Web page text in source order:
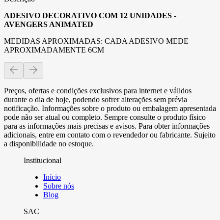
ADESIVO DECORATIVO COM 12 UNIDADES -
AVENGERS ANIMATED
MEDIDAS APROXIMADAS: CADA ADESIVO MEDE
APROXIMADAMENTE 6CM
Preços, ofertas e condições exclusivos para internet e válidos
durante o dia de hoje, podendo sofrer alterações sem prévia
notificação. Informações sobre o produto ou embalagem apresentada
pode não ser atual ou completo. Sempre consulte o produto físico
para as informações mais precisas e avisos. Para obter informações
adicionais, entre em contato com o revendedor ou fabricante. Sujeito
a disponibilidade no estoque.
Institucional
Início
Sobre nós
Blog
SAC